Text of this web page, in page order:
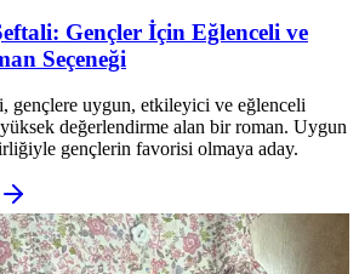
Gençler İçin Eğlenceli ve
Seçeneği
gençlere uygun, etkileyici ve eğlenceli
değerlendirme alan bir roman. Uygun
gençlerin favorisi olmaya aday.